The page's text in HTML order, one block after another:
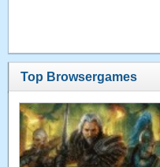
Top Browsergames